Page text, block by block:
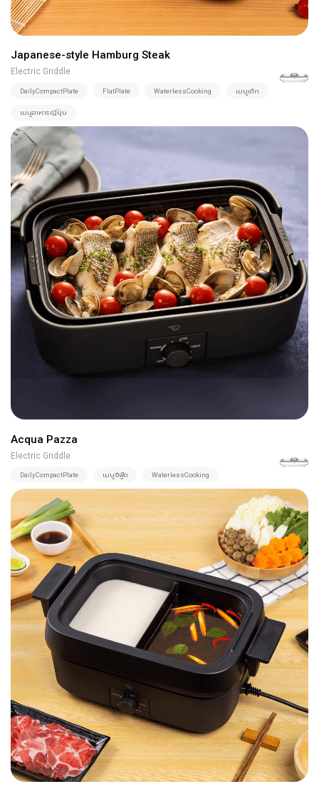
Japanese-style Hamburg Steak
Electric Griddle
DailyCompactPlate FlatPlate WaterlessCooking เมนูเด็ก
เมนูอาหารญี่ปุ่น
Acqua Pazza
Electric Griddle
DailyCompactPlate เมนูซีฟู๊ด WaterlessCooking